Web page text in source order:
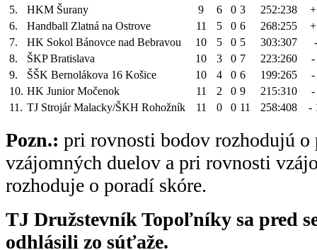
5.
HKM Šurany 9 6 0 3 252:238
6.
Handball Zlatná na Ostrove 11 5 0 6 268:255
7.
HK Sokol Bánovce nad Bebravou 10 5 0 5 303:307
8.
ŠKP Bratislava 10 3 0 7 223:260
-
9.
ŠŠK Bernolákova 16 Košice 10 4 0 6 199:265
-
10. HK Junior Močenok 11 2 0 9 215:310
-
11. TJ Strojár Malacky/ŠKH Rohožník 11 0 0 11 258:408 -
Pozn.: pri rovnosti bodov rozhodujú o
vzájomných duelov a pri rovnosti
rozhoduje o poradí skóre.
TJ Družstevník Topoľníky sa pred
odhlásili zo súťaže.